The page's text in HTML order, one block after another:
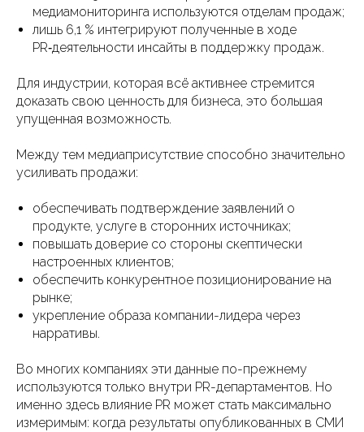
медиамониторинга используются отделам продаж;
лишь 6,1 % интегрируют полученные в ходе
PR‑деятельности инсайты в поддержку продаж.
Для индустрии, которая всё активнее стремится
доказать свою ценность для бизнеса, это большая
упущенная возможность.
Между тем медиаприсутствие способно значительно
усиливать продажи:
обеспечивать подтверждение заявлений о
продукте, услуге в сторонних источниках;
повышать доверие со стороны скептически
настроенных клиентов;
обеспечить конкурентное позиционирование на
рынке;
укрепление образа компании-лидера через
нарративы.
Во многих компаниях эти данные по-прежнему
используются только внутри PR-департаментов. Но
именно здесь влияние PR может стать максимально
измеримым: когда результаты опубликованных в СМИ